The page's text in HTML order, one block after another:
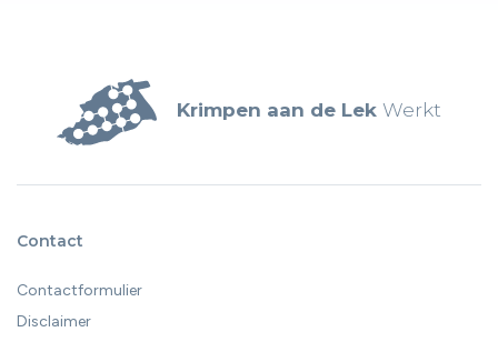
Krimpen aan de Lek Werkt
Contact
Contactformulier
Disclaimer